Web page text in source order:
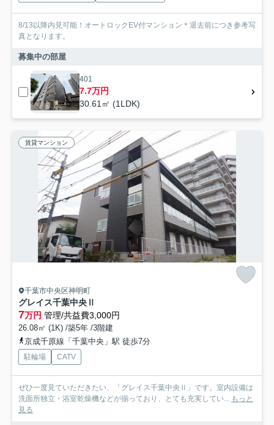
8/13以降内見可能！オートロックEV付マンション＊退去前につき参考写
真となります。
募集中の部屋
401
7.7万円
30.61㎡ (1LDK)
賃貸マンション
千葉市中央区神明町
グレイス千葉中央Ⅱ
7万円 管理/共益費3,000円
26.08㎡ (1K) /築5年 /3階建
京成千原線「千葉中央」駅 徒歩7分
駐輪場 CATV
ぜひ一度見ていただきたい、「グレイス千葉中央Ⅱ」です。室内設備は
洗面所独立・浴室乾燥機などが揃っており、とても充実してい... もっと
見る